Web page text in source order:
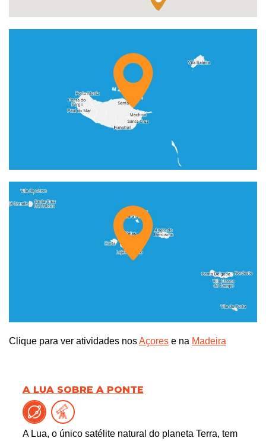
A LUA SOBRE A PONTE
A Lua, o único satélite natural do planeta Terra, tem
Clique para ver atividades nosAçores e na Madeira